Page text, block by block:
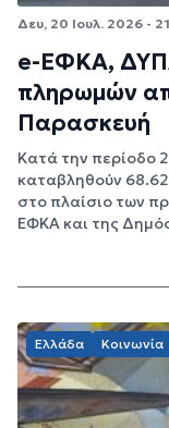
Δευ, 20 Ιουλ. 2026 -
e-ΕΦΚΑ,
πληρωμών
Παρασκευή
Κατά την περίοδο
καταβληθούν
στο πλαίσιο των
ΕΦΚΑ και της
Ελλάδα Κοινωνία